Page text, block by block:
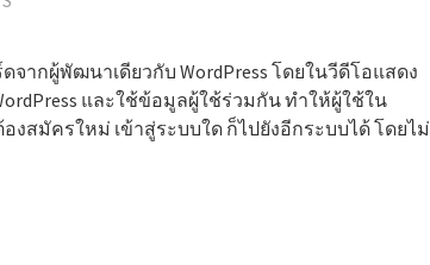
ากผู้พัฒนาเดียวกับ WordPress โดยในวีดีโอแสดง
และใช้ข้อมูลผู้ใช้ร่วมกัน ทำให้ผู้ใช้ใน
งสมัครใหม่ เข้าสู่ระบบใด ก็ไปยังอีกระบบได้ โดยไม่